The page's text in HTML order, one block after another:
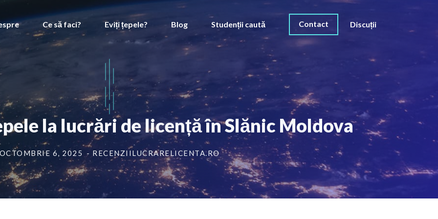
Ce să faci? Eviți țepele? Blog Studenții caută Contact Discuții
la lucrări de licență în Slănic Moldova
OCTOMBRIE 6, 2025 - RECENZIILUCRARELICENTA.RO